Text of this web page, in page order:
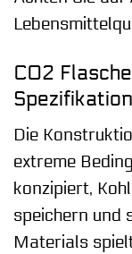
CO2
Die
extreme
konzipiert,
speichern und
Materials